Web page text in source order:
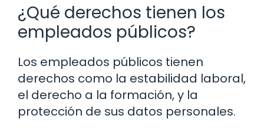
¿Qué derechos tienen los
empleados públicos?
Los empleados públicos tienen
derechos como la estabilidad laboral,
el derecho a la formación, y la
protección de sus datos personales.